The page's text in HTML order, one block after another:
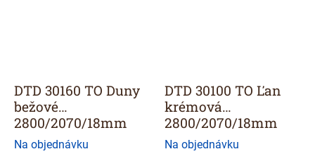
DTD 30160 TO Duny
bežové
2800/2070/18mm
Na objednávku
DTD 30100 TO Ľan
krémová
2800/2070/18mm
Na objednávku